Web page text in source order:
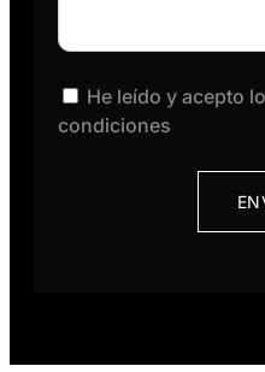
He leído y acepto
condiciones